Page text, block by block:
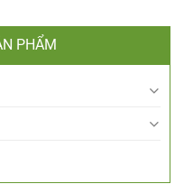
PHẨM